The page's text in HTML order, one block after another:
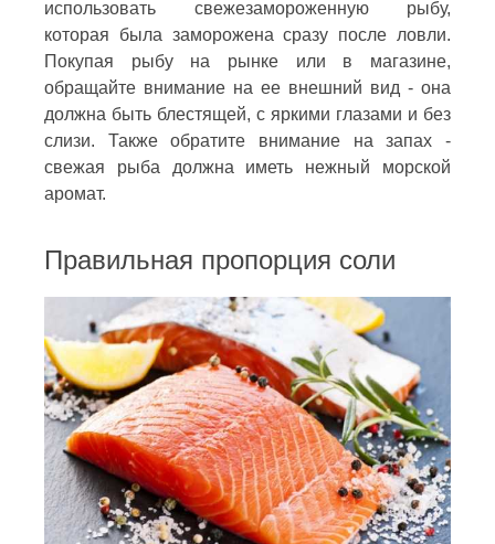
использовать свежезамороженную рыбу,
которая была заморожена сразу после ловли.
Покупая рыбу на рынке или в магазине,
обращайте внимание на ее внешний вид - она
должна быть блестящей, с яркими глазами и без
слизи. Также обратите внимание на запах -
свежая рыба должна иметь нежный морской
аромат.
Правильная пропорция соли